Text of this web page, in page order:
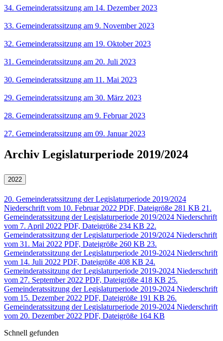
34. Gemeinderatssitzung am 14. Dezember 2023
33. Gemeinderatssitzung am 9. November 2023
32. Gemeinderatssitzung am 19. Oktober 2023
31. Gemeinderatssitzung am 20. Juli 2023
30. Gemeinderatssitzung am 11. Mai 2023
29. Gemeinderatssitzung am 30. März 2023
28. Gemeinderatssitzung am 9. Februar 2023
27. Gemeinderatssitzung am 09. Januar 2023
Archiv Legislaturperiode 2019/2024
2022
20. Gemeinderatssitzung der Legislaturperiode 2019/2024
Niederschrift vom 10. Februar 2022 PDF, Dateigröße 281 KB 21.
Gemeinderatssitzung der Legislaturperiode 2019/2024 Niederschrift
vom 7. April 2022 PDF, Dateigröße 234 KB 22.
Gemeinderatssitzung der Legislaturperiode 2019/2024 Niederschrift
vom 31. Mai 2022 PDF, Dateigröße 260 KB 23.
Gemeinderatssitzung der Legislaturperiode 2019-2024 Niederschrift
vom 14. Juli 2022 PDF, Dateigröße 408 KB 24.
Gemeinderatssitzung der Legislaturperiode 2019-2024 Niederschrift
vom 27. September 2022 PDF, Dateigröße 418 KB 25.
Gemeinderatssitzung der Legislaturperiode 2019-2024 Niederschrift
vom 15. Dezember 2022 PDF, Dateigröße 191 KB 26.
Gemeinderatssitzung der Legislaturperiode 2019-2024 Niederschrift
vom 20. Dezember 2022 PDF, Dateigröße 164 KB
Schnell gefunden